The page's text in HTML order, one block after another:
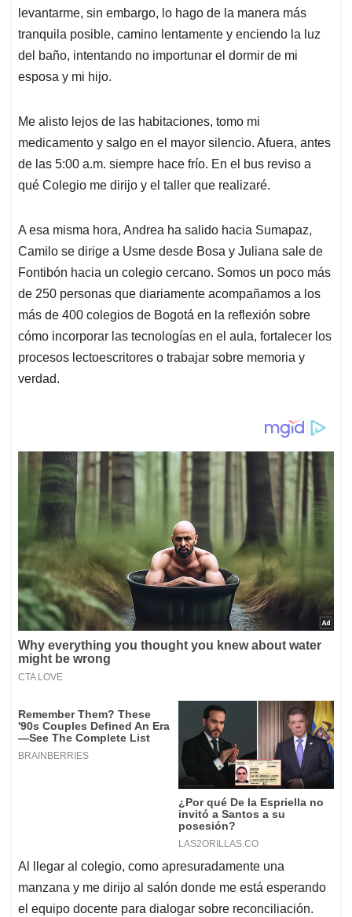
levantarme, sin embargo, lo hago de la manera más
tranquila posible, camino lentamente y enciendo la luz
del baño, intentando no importunar el dormir de mi
esposa y mi hijo.
Me alisto lejos de las habitaciones, tomo mi
medicamento y salgo en el mayor silencio. Afuera, antes
de las 5:00 a.m. siempre hace frío. En el bus reviso a
qué Colegio me dirijo y el taller que realizaré.
A esa misma hora, Andrea ha salido hacia Sumapaz,
Camilo se dirige a Usme desde Bosa y Juliana sale de
Fontibón hacia un colegio cercano. Somos un poco más
de 250 personas que diariamente acompañamos a los
más de 400 colegios de Bogotá en la reflexión sobre
cómo incorporar las tecnologías en el aula, fortalecer los
procesos lectoescritores o trabajar sobre memoria y
verdad.
Al llegar al colegio, como apresuradamente una
manzana y me dirijo al salón donde me está esperando
el equipo docente para dialogar sobre reconciliación.